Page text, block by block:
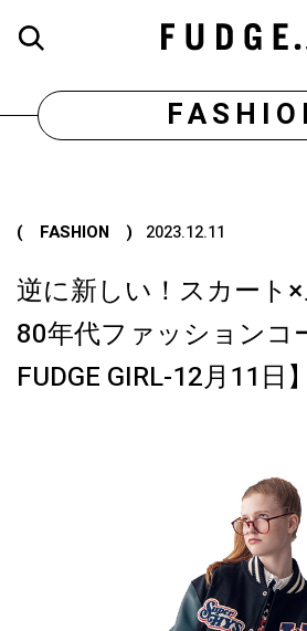
( FASHION ) 2023.12.11
逆に新しい！スカート
80年代ファッションコ
FUDGE GIRL-12月11日】